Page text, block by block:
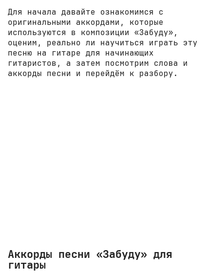
Для начала давайте ознакомимся с
оригинальными аккордами, которые
используются в композиции «Забуду»,
оценим, реально ли научиться играть эту
песню на гитаре для начинающих
гитаристов, а затем посмотрим слова и
аккорды песни и перейдём к разбору.
Аккорды песни «Забуду» для
гитары